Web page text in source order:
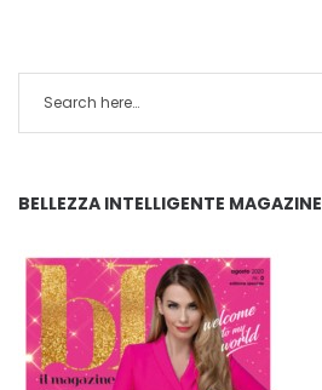
BELLEZZA INTELLIGENTE MAGAZINE